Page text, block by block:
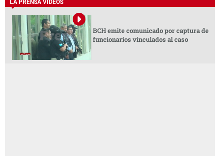
LA PRENSA VIDEOS
BCH emite comunicado por captura de
funcionarios vinculados al caso